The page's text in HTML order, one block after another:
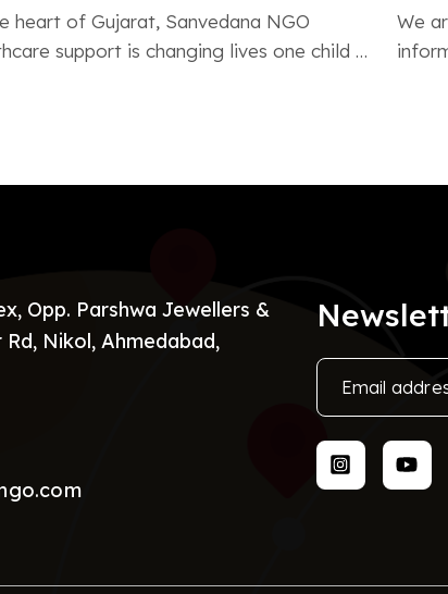
heart of Gujarat, Sanvedana NGO
support is changing lives one child at
We
Opp. Parshwa Jewellers &
Nikol, Ahmedabad,